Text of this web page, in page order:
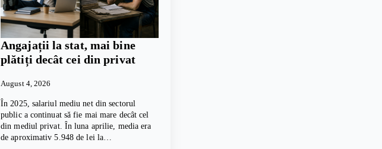
Angajații la stat, mai bine
plătiți decât cei din privat
August 4, 2026
În 2025, salariul mediu net din sectorul
public a continuat să fie mai mare decât cel
din mediul privat. În luna aprilie, media era
de aproximativ 5.948 de lei la…